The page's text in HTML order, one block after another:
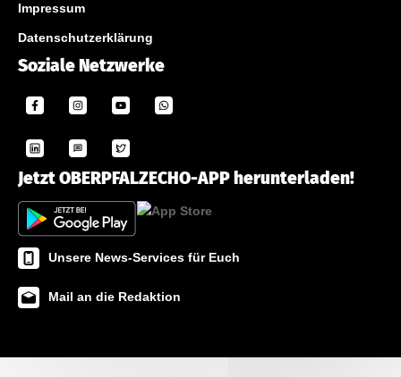
Impressum
Datenschutzerklärung
Soziale Netzwerke
Jetzt OBERPFALZECHO-APP herunterladen!
Unsere News-Services für Euch
Mail an die Redaktion